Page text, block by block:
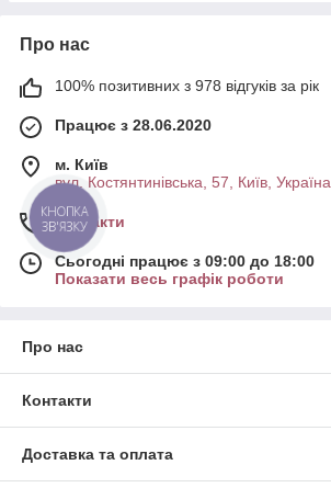
Про нас
100% позитивних з 978 відгуків за рік
Працює з 28.06.2020
м. Київ
вул. Костянтинівська, 57, Київ, Україна
Контакти
Сьогодні працює з 09:00 до 18:00
Показати весь графік роботи
Про нас
Контакти
Доставка та оплата
КНОПКА
ЗВ'ЯЗКУ